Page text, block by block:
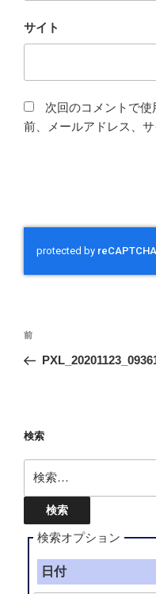
サイト
次回のコメントで
前、メールアドレス、サ
投
ナ
ー
シ
ョ
ン
前
の
前
検索
索:
検索オプション
日付